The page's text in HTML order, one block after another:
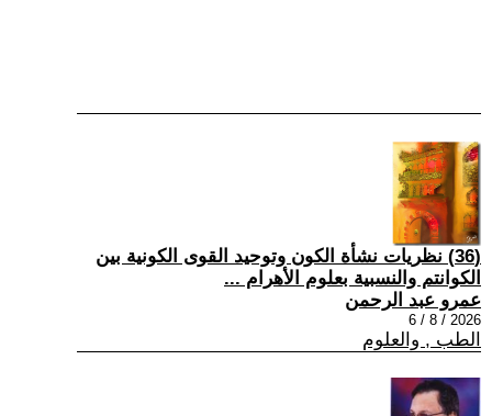
(36) نظريات نشأة الكون وتوحيد القوى الكونية بين
الكوانتم والنسبية بعلوم الأهرام ...
عمرو عبد الرحمن
2026 / 8 / 6
الطب , والعلوم